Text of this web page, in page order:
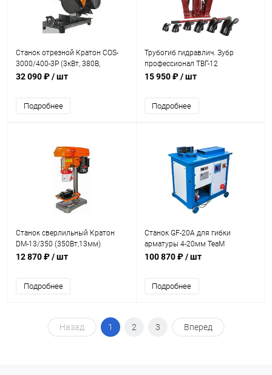
Станок отрезной Кратон COS-
3000/400-3P (3кВт, 380В,
400мм)
32 090 ₽/ шт
Подробнее
Трубогиб гидравлич. Зубр
профессионал TВГ-12
вертикальный ручной 12т
15 950 ₽/ шт
Подробнее
Станок сверлильный Кратон
DM-13/350 (350Вт,13мм)
12 870 ₽/ шт
Подробнее
Станок GF-20A для гибки
арматуры 4-20мм TeaM
100 870 ₽/ шт
Подробнее
Назад 1 2 3 Вперед